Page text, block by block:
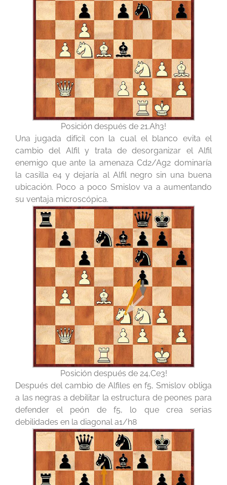
Posición después de 21.Ah3!
Una jugada difícil con la cual el blanco evita el
cambio del Alfil y trata de desorganizar el Alfil
enemigo que ante la amenaza Cd2/Ag2 dominaría
la casilla e4 y dejaría al Alfil negro sin una buena
ubicación. Poco a poco Smislov va a aumentando
su ventaja microscópica.
Posición después de 24,Ce3!
Después del cambio de Alfiles en f5, Smislov obliga
a las negras a debilitar la estructura de peones para
defender el peón de f5, lo que crea serias
debilidades en la diagonal a1/h8